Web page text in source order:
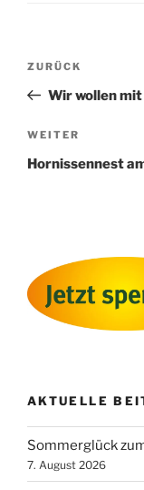
Vorheriger
Beitrag
ZURÜCK
Wir wollen
Nächster
Beitrag
WEITER
Hornissennest
AKTUELLE
Sommerglück
7. August 2026